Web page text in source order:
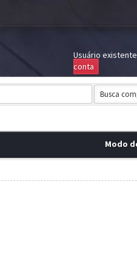
Usuário
conta
Modo